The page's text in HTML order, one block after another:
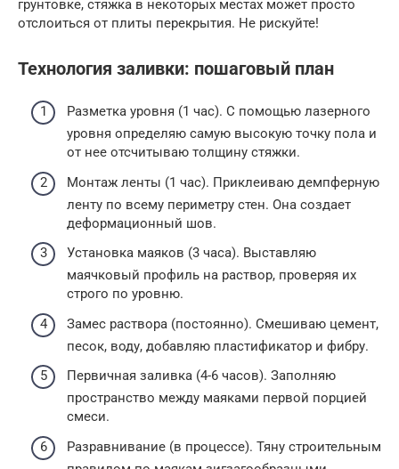
грунтовке, стяжка в некоторых местах может просто
отслоиться от плиты перекрытия. Не рискуйте!
Технология заливки: пошаговый план
Разметка уровня (1 час). С помощью лазерного
уровня определяю самую высокую точку пола и
от нее отсчитываю толщину стяжки.
Монтаж ленты (1 час). Приклеиваю демпферную
ленту по всему периметру стен. Она создает
деформационный шов.
Установка маяков (3 часа). Выставляю
маячковый профиль на раствор, проверяя их
строго по уровню.
Замес раствора (постоянно). Смешиваю цемент,
песок, воду, добавляю пластификатор и фибру.
Первичная заливка (4-6 часов). Заполняю
пространство между маяками первой порцией
смеси.
Разравнивание (в процессе). Тяну строительным